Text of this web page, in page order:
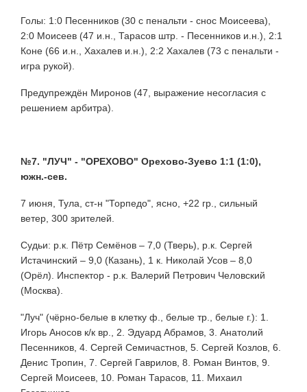
Голы: 1:0 Песенников (30 с пенальти - снос Моисеева),
2:0 Моисеев (47 и.н., Тарасов штр. - Песенников и.н.), 2:1
Коне (66 и.н., Хахалев и.н.), 2:2 Хахалев (73 с пенальти -
игра рукой).
Предупреждён Миронов (47, выражение несогласия с
решением арбитра).
№7. "ЛУЧ" - "ОРЕХОВО" Орехово-Зуево 1:1 (1:0),
южн.-сев.
7 июня, Тула, ст-н "Торпедо", ясно, +22 гр., сильный
ветер, 300 зрителей.
Судьи: р.к. Пётр Семёнов – 7,0 (Тверь), р.к. Сергей
Истачинский – 9,0 (Казань), 1 к. Николай Усов – 8,0
(Орёл). Инспектор - р.к. Валерий Петрович Человский
(Москва).
"Луч" (чёрно-белые в клетку ф., белые тр., белые г.): 1.
Игорь Аносов к/к вр., 2. Эдуард Абрамов, 3. Анатолий
Песенников, 4. Сергей Семичастнов, 5. Сергей Козлов, 6.
Денис Тропин, 7. Сергей Гаврилов, 8. Роман Винтов, 9.
Сергей Моисеев, 10. Роман Тарасов, 11. Михаил